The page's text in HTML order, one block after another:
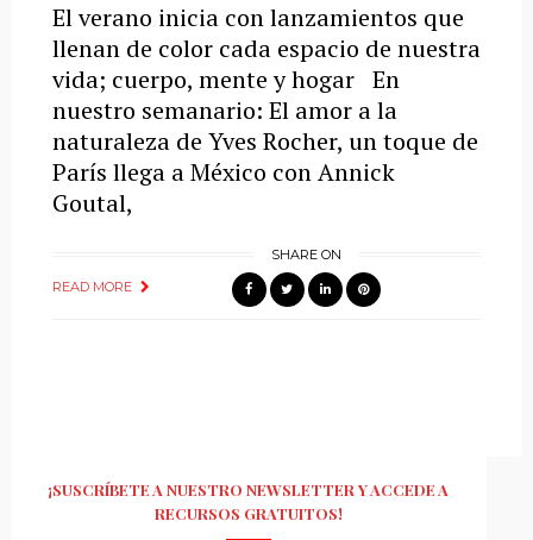
El verano inicia con lanzamientos que
llenan de color cada espacio de nuestra
vida; cuerpo, mente y hogar En
nuestro semanario: El amor a la
naturaleza de Yves Rocher, un toque de
París llega a México con Annick
Goutal,
READ MORE
SHARE ON
¡SUSCRÍBETE A NUESTRO NEWSLETTER Y ACCEDE A
RECURSOS GRATUITOS!